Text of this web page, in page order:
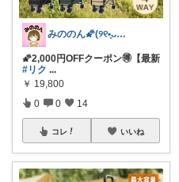
みののん🌠(୨୧•͈ᴗ•͈)感謝♡
🌠2,000円OFFクーポン🉐【最新
#リク ...
￥ 19,800
0 0 14
コレ いいね